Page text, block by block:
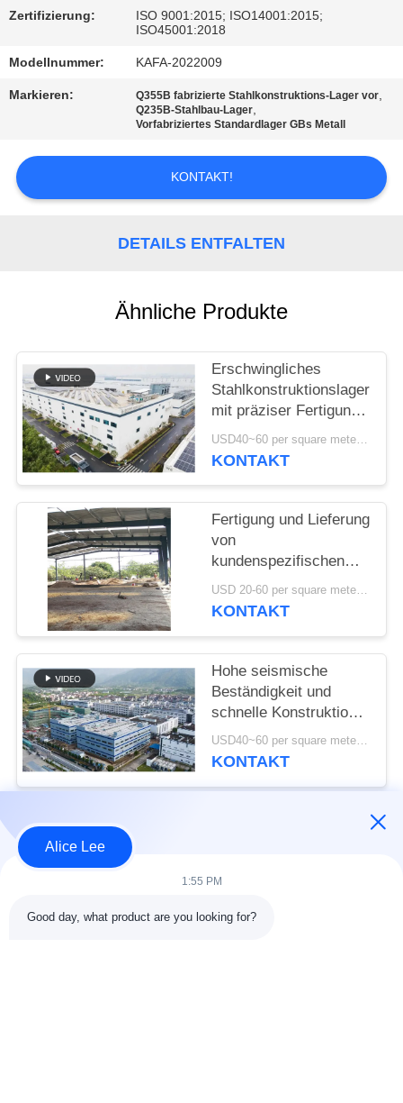
QUALITÄTSKONTROLLE
KONTAKT
NEUIGKEITEN
FÄLLE
DATENSCHUTZRICHTLINIE
Zertifizierung:
ISO 9001:2015; ISO14001:2015;
ISO45001:2018
Modellnummer: KAFA-2022009
Markieren: Q355B fabrizierte Stahlkonstruktions-Lager vor,
Q235B-Stahlbau-Lager,
Vorfabriziertes Standardlager GBs Metall
KONTAKT!
DETAILS ENTFALTEN
Ähnliche Produkte
Erschwingliches
Stahlkonstruktionslager
mit präziser Fertigung
und einer einzigen
Lieferlösung
USD40~60 per square meter MOQ:1000 sqm
KONTAKT
Fertigung und Lieferung
von
kundenspezifischen
Stahlbauhallen in Benin
USD 20-60 per square meter MOQ:1000 Quadratmeter
KONTAKT
Hohe seismische
Beständigkeit und
schnelle Konstruktion
mit langlebiger
Stahlkonstruktion
USD40~60 per square meter MOQ:1000 Quadratmeter
KONTAKT
Beliebte Kategorien
Stahlkonstruktionsbau
Werkstatt
Alice Lee
1:55 PM
Good day, what product are you looking for?